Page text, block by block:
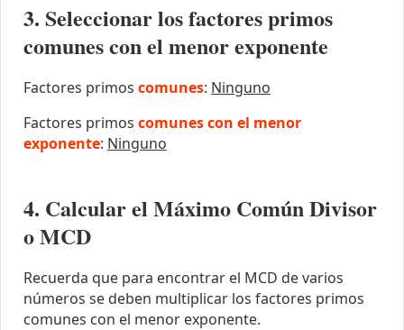
3. Seleccionar los factores primos
comunes con el menor exponente
Factores primos comunes: Ninguno
Factores primos comunes con el menor
exponente: Ninguno
4. Calcular el Máximo Común Divisor
o MCD
Recuerda que para encontrar el MCD de varios
números se deben multiplicar los factores primos
comunes con el menor exponente.